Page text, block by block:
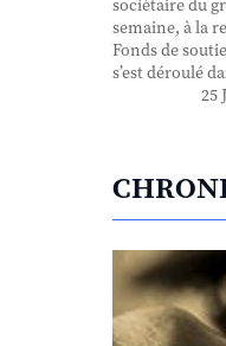
sociétaire du
semaine, à la
Fonds de
s’est déroulé
25